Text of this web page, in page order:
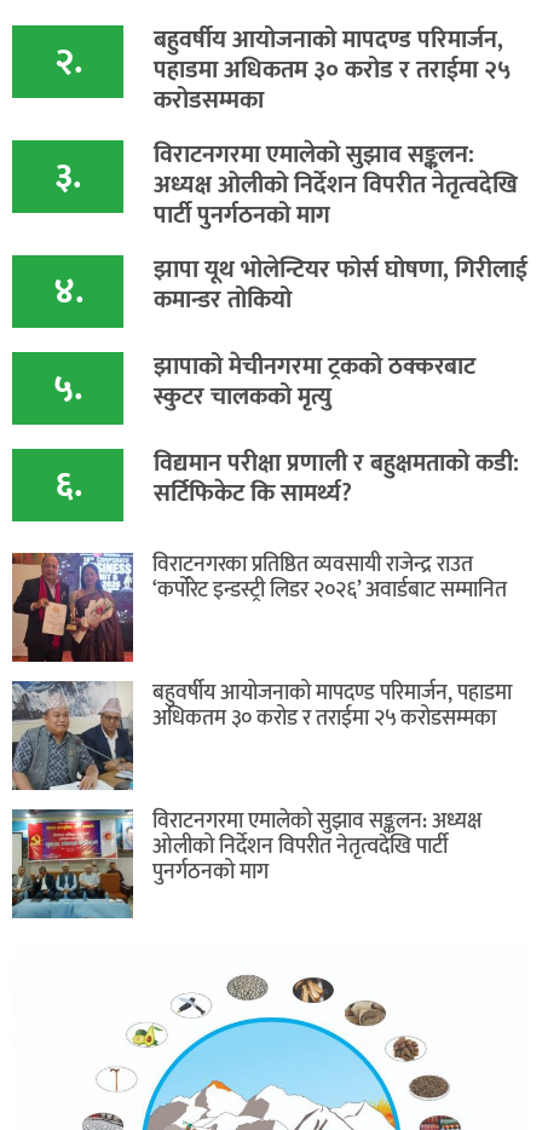
२. बहुवर्षीय आयोजनाको मापदण्ड परिमार्जन,
पहाडमा अधिकतम ३० करोड र तराईमा २५
करोडसम्मका
३. विराटनगरमा एमालेको सुझाव सङ्कलन:
अध्यक्ष ओलीको निर्देशन विपरीत नेतृत्वदेखि
पार्टी पुनर्गठनको माग
४. झापा यूथ भोलेन्टियर फोर्स घोषणा, गिरीलाई
कमान्डर तोकियो
५. ​झापाको मेचीनगरमा ट्रकको ठक्करबाट
स्कुटर चालकको मृत्यु
६. विद्यमान परीक्षा प्रणाली र बहुक्षमताको कडी:
सर्टिफिकेट कि सामर्थ्य?
विराटनगरका प्रतिष्ठित व्यवसायी राजेन्द्र राउत
‘कर्पोरेट इन्डस्ट्री लिडर २०२६’ अवार्डबाट सम्मानित
बहुवर्षीय आयोजनाको मापदण्ड परिमार्जन, पहाडमा
अधिकतम ३० करोड र तराईमा २५ करोडसम्मका
विराटनगरमा एमालेको सुझाव सङ्कलन: अध्यक्ष
ओलीको निर्देशन विपरीत नेतृत्वदेखि पार्टी
पुनर्गठनको माग